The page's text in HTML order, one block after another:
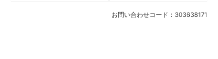
お問い合わせコード： 303638171